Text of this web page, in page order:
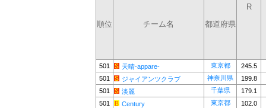
順位 チーム名 都道府県
R
501 天晴-appare- 東京都
245.5
501
ジャイアンツクラブ 神奈川県
199.8
501
淡麗 千葉県
179.1
501
Century 東京都
102.0